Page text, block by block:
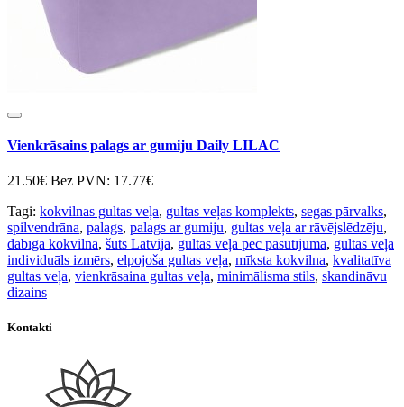
Vienkrāsains palags ar gumiju Daily LILAC
21.50€ Bez PVN: 17.77€
Tagi: kokvilnas gultas veļa, gultas veļas komplekts, segas pārvalks,
spilvendrāna, palags, palags ar gumiju, gultas veļa ar rāvējslēdzēju,
dabīga kokvilna, šūts Latvijā, gultas veļa pēc pasūtījuma, gultas veļa
individuāls izmērs, elpojoša gultas veļa, mīksta kokvilna, kvalitatīva
gultas veļa, vienkrāsaina gultas veļa, minimālisma stils, skandināvu
dizains
Kontakti